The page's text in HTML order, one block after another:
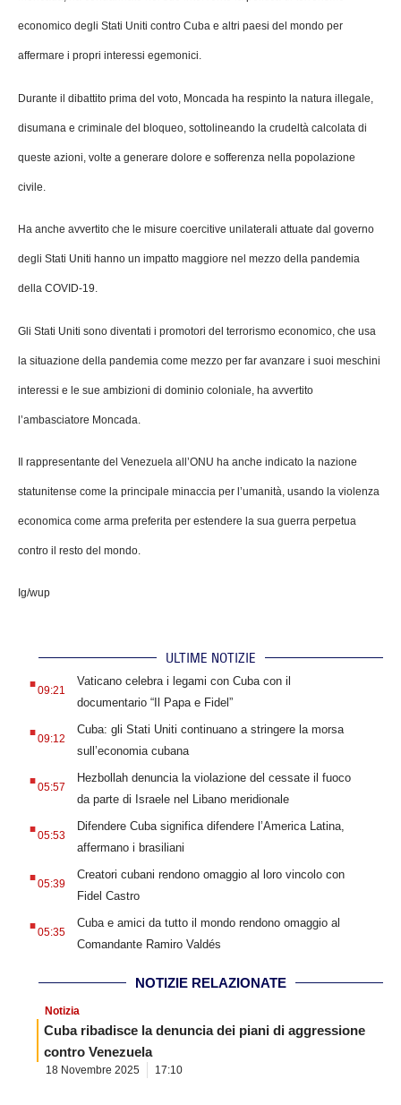
economico degli Stati Uniti contro Cuba e altri paesi del mondo per
affermare i propri interessi egemonici.
Durante il dibattito prima del voto, Moncada ha respinto la natura illegale,
disumana e criminale del bloqueo, sottolineando la crudeltà calcolata di
queste azioni, volte a generare dolore e sofferenza nella popolazione
civile.
Ha anche avvertito che le misure coercitive unilaterali attuate dal governo
degli Stati Uniti hanno un impatto maggiore nel mezzo della pandemia
della COVID-19.
Gli Stati Uniti sono diventati i promotori del terrorismo economico, che usa
la situazione della pandemia come mezzo per far avanzare i suoi meschini
interessi e le sue ambizioni di dominio coloniale, ha avvertito
l’ambasciatore Moncada.
Il rappresentante del Venezuela all’ONU ha anche indicato la nazione
statunitense come la principale minaccia per l’umanità, usando la violenza
economica come arma preferita per estendere la sua guerra perpetua
contro il resto del mondo.
Ig/wup
ULTIME NOTIZIE
.09:21
Vaticano celebra i legami con Cuba con il
documentario “Il Papa e Fidel”
.09:12
Cuba: gli Stati Uniti continuano a stringere la morsa
sull’economia cubana
.05:57
Hezbollah denuncia la violazione del cessate il fuoco
da parte di Israele nel Libano meridionale
.05:53
Difendere Cuba significa difendere l’America Latina,
affermano i brasiliani
.05:39
Creatori cubani rendono omaggio al loro vincolo con
Fidel Castro
.05:35
Cuba e amici da tutto il mondo rendono omaggio al
Comandante Ramiro Valdés
NOTIZIE RELAZIONATE
Notizia
Cuba ribadisce la denuncia dei piani di aggressione
contro Venezuela
18 Novembre 2025 17:10